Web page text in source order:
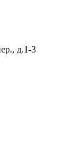
д.1-3